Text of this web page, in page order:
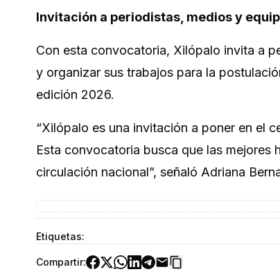
Invitación a periodistas, medios y
Con esta convocatoria, Xilópalo invita a
y organizar sus trabajos para la
edición 2026.
“Xilópalo es una invitación a poner en el
Esta convocatoria busca que las
circulación nacional”, señaló Adriana
Etiquetas:
Compartir: